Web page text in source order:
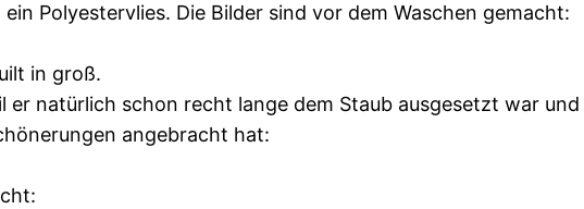
Polyestervlies. Die Bilder sind vor dem Waschen gemacht:
in groß.
er natürlich schon recht lange dem Staub ausgesetzt war
angebracht hat: